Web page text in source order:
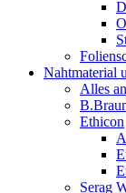
Nahtmaterial
Alles
Ethicon
Serag